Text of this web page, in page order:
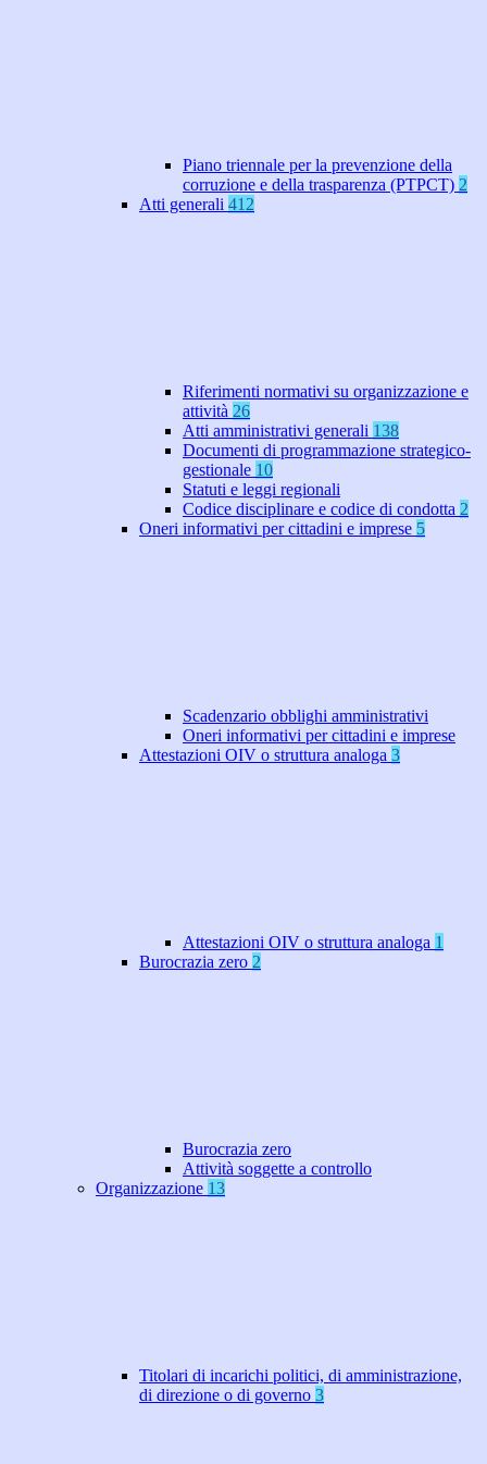
Piano triennale per la prevenzione della
corruzione e della trasparenza (PTPCT) 2
Atti generali 412
Riferimenti normativi su organizzazione e
attività 26
Atti amministrativi generali 138
Documenti di programmazione strategico-
gestionale 10
Statuti e leggi regionali
Codice disciplinare e codice di condotta 2
Oneri informativi per cittadini e imprese 5
Scadenzario obblighi amministrativi
Oneri informativi per cittadini e imprese
Attestazioni OIV o struttura analoga 3
Attestazioni OIV o struttura analoga 1
Burocrazia zero 2
Burocrazia zero
Attività soggette a controllo
Organizzazione 13
Titolari di incarichi politici, di amministrazione,
di direzione o di governo 3